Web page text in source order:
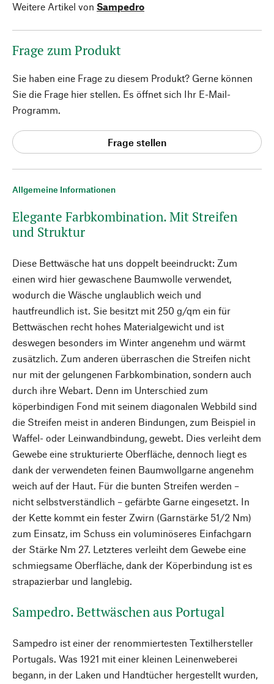
Allgemeine Informationen
Elegante Farbkombination. Mit Streifen
und Struktur
Diese Bettwäsche hat uns doppelt beeindruckt: Zum
einen wird hier gewaschene Baumwolle verwendet,
wodurch die Wäsche unglaublich weich und
hautfreundlich ist. Sie besitzt mit 250 g/qm ein für
Bettwäschen recht hohes Materialgewicht und ist
deswegen besonders im Winter angenehm und wärmt
zusätzlich. Zum anderen überraschen die Streifen nicht
nur mit der gelungenen Farbkombination, sondern auch
durch ihre Webart. Denn im Unterschied zum
köperbindigen Fond mit seinem diagonalen Webbild sind
die Streifen meist in anderen Bindungen, zum Beispiel in
Waffel- oder Leinwandbindung, gewebt. Dies verleiht dem
Gewebe eine strukturierte Oberfläche, dennoch liegt es
dank der verwendeten feinen Baumwollgarne angenehm
weich auf der Haut. Für die bunten Streifen werden –
nicht selbstverständlich – gefärbte Garne eingesetzt. In
der Kette kommt ein fester Zwirn (Garnstärke 51/2 Nm)
zum Einsatz, im Schuss ein voluminöseres Einfachgarn
der Stärke Nm 27. Letzteres verleiht dem Gewebe eine
schmiegsame Oberfläche, dank der Köperbindung ist es
strapazierbar und langlebig.
Sampedro. Bettwäschen aus Portugal
Sampedro ist einer der renommiertesten Textilhersteller
Portugals. Was 1921 mit einer kleinen Leinenweberei
begann, in der Laken und Handtücher hergestellt wurden,
Weitere Artikel von Sampedro
Frage zum Produkt
Sie haben eine Frage zu diesem Produkt? Gerne können
Sie die Frage hier stellen. Es öffnet sich Ihr E-Mail-
Programm.
Frage stellen